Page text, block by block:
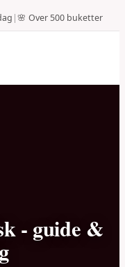
|🌸 Over 500 buketter
- guide &